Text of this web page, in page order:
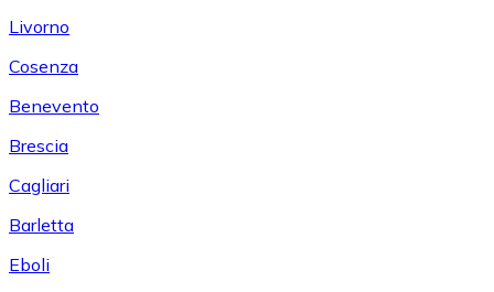
Livorno
Cosenza
Benevento
Brescia
Cagliari
Barletta
Eboli